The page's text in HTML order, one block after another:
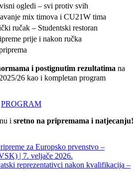
ogledi – svi protiv svih
mix timova i CU21W tima
ručak – Studentski restoran
prije i nakon ručka
i postignutim rezultatima na
26 kao i kompletan program
PROGRAM
i sretno na pripremama i natjecanju!
za Europsko prvenstvo –
| 7. veljače 2026.
reprezentativci nakon kvalifikacija –